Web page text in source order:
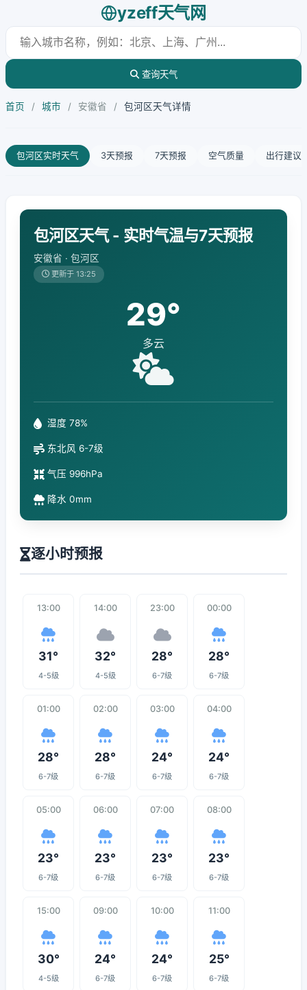
yzeff天气网
查询天气
首页 / 城市 / 安徽省 / 包河区天气详情
包河区实时天气 3天预报 7天预报 空气质量 出行建议
包河区天气 - 实时气温与7天预报
安徽省 · 包河区
更新于 13:25
29°
多云
湿度 78%
东北风 6-7级
气压 996hPa
降水 0mm
逐小时预报
13:00
31°
4-5级
14:00
32°
4-5级
23:00
28°
6-7级
00:00
28°
6-7级
01:00
28°
6-7级
02:00
28°
6-7级
03:00
24°
6-7级
04:00
24°
6-7级
05:00
23°
6-7级
06:00
23°
6-7级
07:00
23°
6-7级
08:00
23°
6-7级
15:00
30°
4-5级
09:00
24°
6-7级
10:00
24°
6-7级
11:00
25°
6-7级